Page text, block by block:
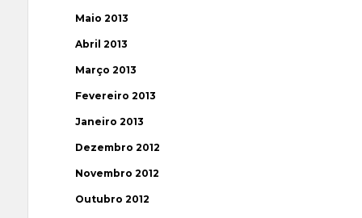
Maio 2013
Abril 2013
Março 2013
Fevereiro 2013
Janeiro 2013
Dezembro 2012
Novembro 2012
Outubro 2012